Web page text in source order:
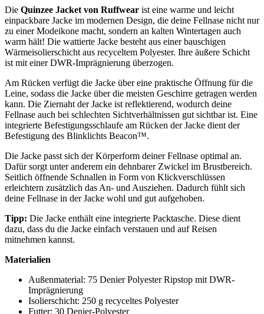
Die Quinzee Jacket von Ruffwear ist eine warme und leicht
einpackbare Jacke im modernen Design, die deine Fellnase nicht nur
zu einer Modeikone macht, sondern an kalten Wintertagen auch
warm hält! Die wattierte Jacke besteht aus einer bauschigen
Wärmeisolierschicht aus recyceltem Polyester. Ihre äußere Schicht
ist mit einer DWR-Imprägnierung überzogen.
Am Rücken verfügt die Jacke über eine praktische Öffnung für die
Leine, sodass die Jacke über die meisten Geschirre getragen werden
kann. Die Ziernaht der Jacke ist reflektierend, wodurch deine
Fellnase auch bei schlechten Sichtverhältnissen gut sichtbar ist. Eine
integrierte Befestigungsschlaufe am Rücken der Jacke dient der
Befestigung des Blinklichts Beacon™.
Die Jacke passt sich der Körperform deiner Fellnase optimal an.
Dafür sorgt unter anderem ein dehnbarer Zwickel im Brustbereich.
Seitlich öffnende Schnallen in Form von Klickverschlüssen
erleichtern zusätzlich das An- und Ausziehen. Dadurch fühlt sich
deine Fellnase in der Jacke wohl und gut aufgehoben.
Tipp: Die Jacke enthält eine integrierte Packtasche. Diese dient
dazu, dass du die Jacke einfach verstauen und auf Reisen
mitnehmen kannst.
Materialien
Außenmaterial: 75 Denier Polyester Ripstop mit DWR-
Imprägnierung
Isolierschicht: 250 g recyceltes Polyester
Futter: 30 Denier-Polyester